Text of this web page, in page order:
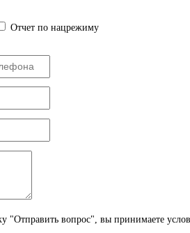
Отчет по нацрежиму
"Отправить вопрос", вы принимаете